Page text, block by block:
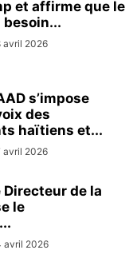
et affirme que le
besoin...
avril 2026
s’impose
des
haïtiens et...
avril 2026
de la
le
avril 2026